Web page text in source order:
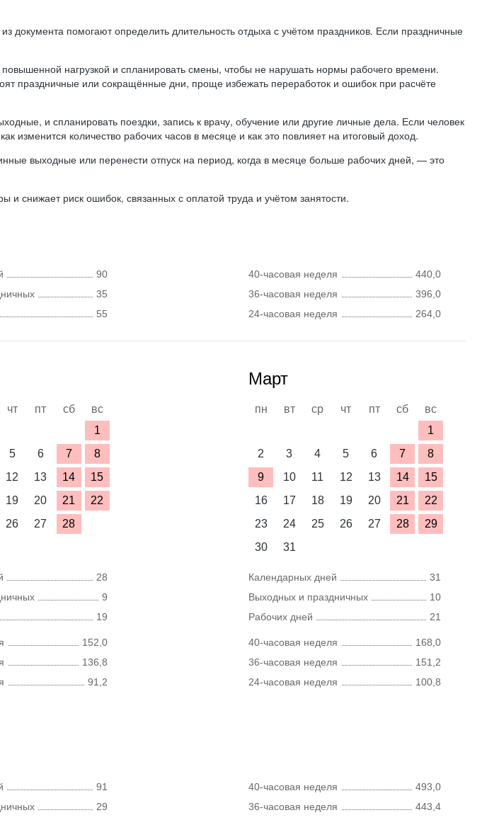
документа помогают определить длительность отдыха с учётом праздников. Если праздничные
нагрузкой и спланировать смены, чтобы не нарушать нормы рабочего времени.
праздничные или сокращённые дни, проще избежать переработок и ошибок при расчёте
и спланировать поездки, запись к врачу, обучение или другие личные дела. Если человек
изменится количество рабочих часов в месяце и как это повлияет на итоговый доход.
выходные или перенести отпуск на период, когда в месяце больше рабочих дней, — это
снижает риск ошибок, связанных с оплатой труда и учётом занятости.
90
35
55
40-часовая неделя
440,0
36-часовая неделя
396,0
24-часовая неделя
264,0
чт пт сб
вс
1
5 6 7
8
12 13 14
15
19 20 21
22
26 27 28
28
9
19
152,0
136,8
91,2
Март
пн вт ср чт пт сб
вс
1
2
3 4 5 6 7
8
9
10 11 12 13 14
15
16
17 18 19 20 21
22
23
24 25 26 27 28
29
30
31
Календарных дней
31
Выходных и праздничных
10
Рабочих дней
21
40-часовая неделя
168,0
36-часовая неделя
151,2
24-часовая неделя
100,8
91
29
40-часовая неделя
493,0
36-часовая неделя
443,4